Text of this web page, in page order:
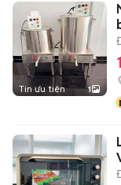
Tin ưu tiên 1